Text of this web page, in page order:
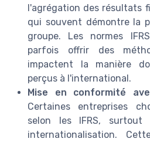
l'agrégation des résultats
qui souvent démontre la
groupe. Les normes
parfois offrir des
impactent la manière
perçus à l'international.
Mise en conformité
Certaines entreprises
selon les IFRS,
internationalisation.